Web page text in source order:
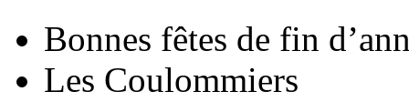
Bonnes fêtes de fin
Les Coulommiers